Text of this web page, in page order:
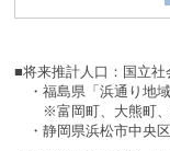
■将来推計人口：国立社
・福島県「浜通り地
※富岡町、大熊町、双
・静岡県浜松市中央